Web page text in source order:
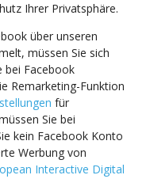
Ihrer Privatsphäre.
über unseren
müssen Sie sich
bei Facebook
Remarketing-Funktion
für
Sie bei
kein Facebook Konto
Werbung von
Interactive Digital